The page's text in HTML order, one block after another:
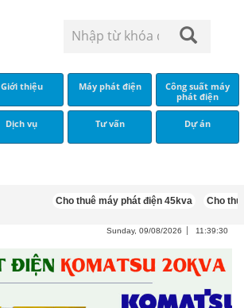
Giới thiệu Máy phát điện
Công suất máy
phát điện
Dịch vụ Tư vấn Dự án
Cho thuê máy phát điện 45kva Cho thuê
Sunday, 09/08/2026 11:39:30